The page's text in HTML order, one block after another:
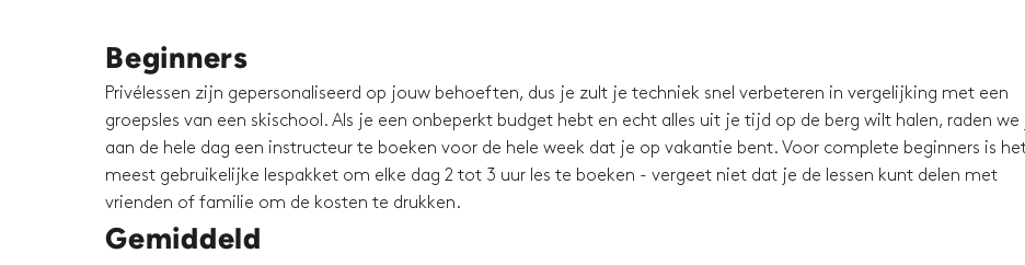
Beginners
Privélessen zijn gepersonaliseerd op jouw behoeften, dus je zult je techniek snel verbeteren in vergelijking met een
groepsles van een skischool. Als je een onbeperkt budget hebt en echt alles uit je tijd op de berg wilt halen, raden we
aan de hele dag een instructeur te boeken voor de hele week dat je op vakantie bent. Voor complete beginners is
meest gebruikelijke lespakket om elke dag 2 tot 3 uur les te boeken - vergeet niet dat je de lessen kunt delen met
vrienden of familie om de kosten te drukken.
Gemiddeld